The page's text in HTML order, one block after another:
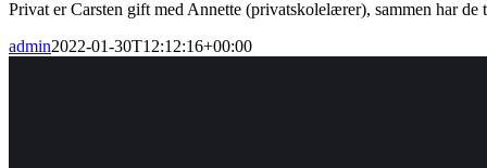
Privat er Carsten gift med Annette (privatskolelærer), sammen har
admin2022-01-30T12:12:16+00:00